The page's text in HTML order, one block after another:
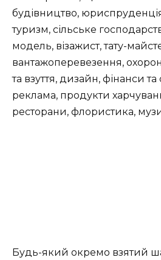
будівництво,
туризм, сільське
модель, візажист, тату-
вантажоперевезення,
та взуття, дизайн, фінанси та
реклама, продукти
ресторани, флористика,
Будь-який окремо взятий